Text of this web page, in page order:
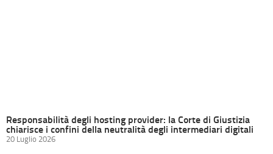
Responsabilità degli hosting provider: la Corte di Giustizia
chiarisce i confini della neutralità degli intermediari digitali
20 Luglio 2026